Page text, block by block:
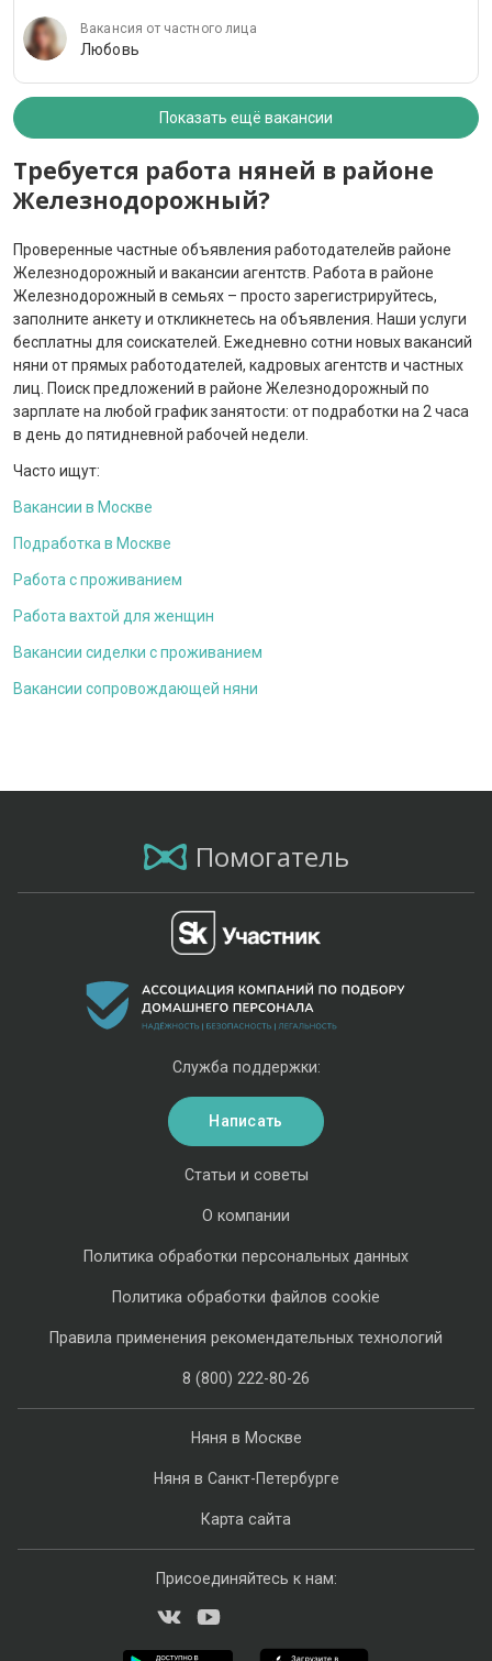
Вакансия от частного лица
Любовь
Показать ещё вакансии
Требуется работа няней в районе
Железнодорожный?
Проверенные частные объявления работодателейв районе
Железнодорожный и вакансии агентств. Работа в районе
Железнодорожный в семьях – просто зарегистрируйтесь,
заполните анкету и откликнетесь на объявления. Наши услуги
бесплатны для соискателей. Ежедневно сотни новых вакансий
няни от прямых работодателей, кадровых агентств и частных
лиц. Поиск предложений в районе Железнодорожный по
зарплате на любой график занятости: от подработки на 2 часа
в день до пятидневной рабочей недели.
Часто ищут:
Вакансии в Москве
Подработка в Москве
Работа с проживанием
Работа вахтой для женщин
Вакансии сиделки с проживанием
Вакансии сопровождающей няни
Помогатель
Няня в Москве
Няня в Санкт-Петербурге
Карта сайта
Статьи и советы
О компании
Политика обработки персональных данных
Политика обработки файлов cookie
Правила применения рекомендательных технологий
8 (800) 222-80-26
Служба поддержки:
Написать
Присоединяйтесь к нам: